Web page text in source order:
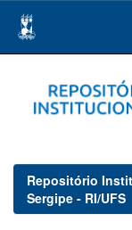
navigation
Repositório
Sergipe - RI/UFS